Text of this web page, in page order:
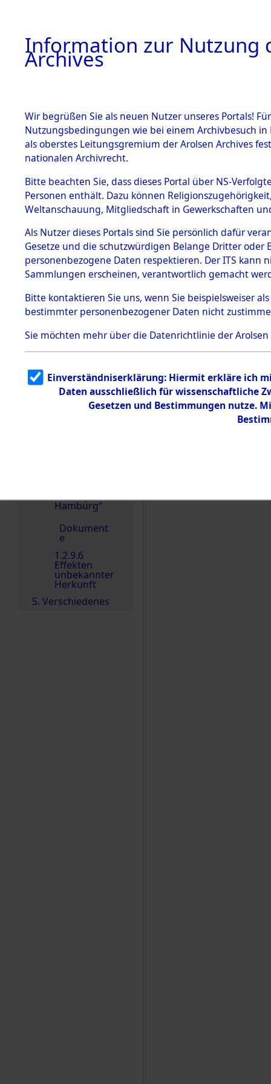
BESTÄNDE
1.
Inhaftierungsdoku
mente
1.2.9 Beim ITS
Effekten
1.2.9.1
Effekten aus
dem KZ
Dachau
1.2.9.2
Effekten aus
dem KZ
Bayerisches
1.2.9.3
Effekten aus
dem KZ
Neuengamm
Hamburg“
Dokument
e
1.2.9.6
Effekten
unbekannter
Herkunft
5. Verschiedenes
0001
Einen Kommentar
Information zur Nutzung
Archives
Wir begrüßen Sie als neuen Nutzer unseres Portals!
Nutzungsbedingungen wie bei einem Archivbesuch
als oberstes Leitungsgremium der Arolsen Archives
nationalen Archivrecht.
Bitte beachten Sie, dass dieses Portal über NS-
Personen enthält. Dazu können
Weltanschauung, Mitgliedschaft in Gewerkschaften
Als Nutzer dieses Portals sind Sie persönlich dafür
Gesetze und die schutzwürdigen Belange Dritter
personenbezogene Daten respektieren. Der ITS
Sammlungen erscheinen, verantwortlich gemacht
Bitte kontaktieren Sie uns, wenn Sie beispielsweiser
bestimmter personenbezogener Daten nicht
Sie möchten mehr über die Datenrichtlinie der Arolsen
Einverständniserklärung: Hiermit erkläre ich
Daten ausschließlich für wissenschaftliche
Gesetzen und Bestimmungen nutze.